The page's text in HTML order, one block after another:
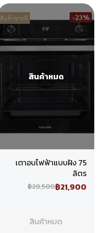
สินค้าขายดี -23%
สินค้าหมด
เตาอบไฟฟ้าแบบฝัง 75
ลิตร
฿28,500฿21,900
สินค้าหมด